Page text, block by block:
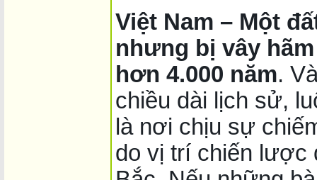
Việt Nam – Một
nhưng bị vây
hơn 4.000 năm.
chiều dài lịch sử,
là nơi chịu sự
do vị trí chiến lược